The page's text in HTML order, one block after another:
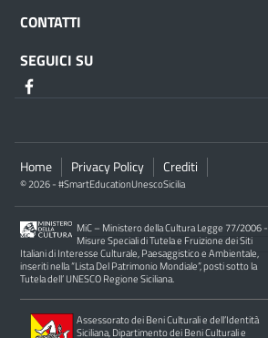
CONTATTI
SEGUICI SU
Home Privacy Policy Crediti
© 2026 - #SmartEducationUnescoSicilia
MiC – Ministero della Cultura Legge 77/2006 -
Misure Speciali di Tutela e Fruizione dei Siti
Italiani di Interesse Culturale, Paesaggistico e Ambientale,
inseriti nella “Lista Del Patrimonio Mondiale”, posti sotto la
Tutela dell’ UNESCO Regione Siciliana.
Assessorato dei Beni Culturali e dell’Identità
Siciliana, Dipartimento dei Beni Culturali e